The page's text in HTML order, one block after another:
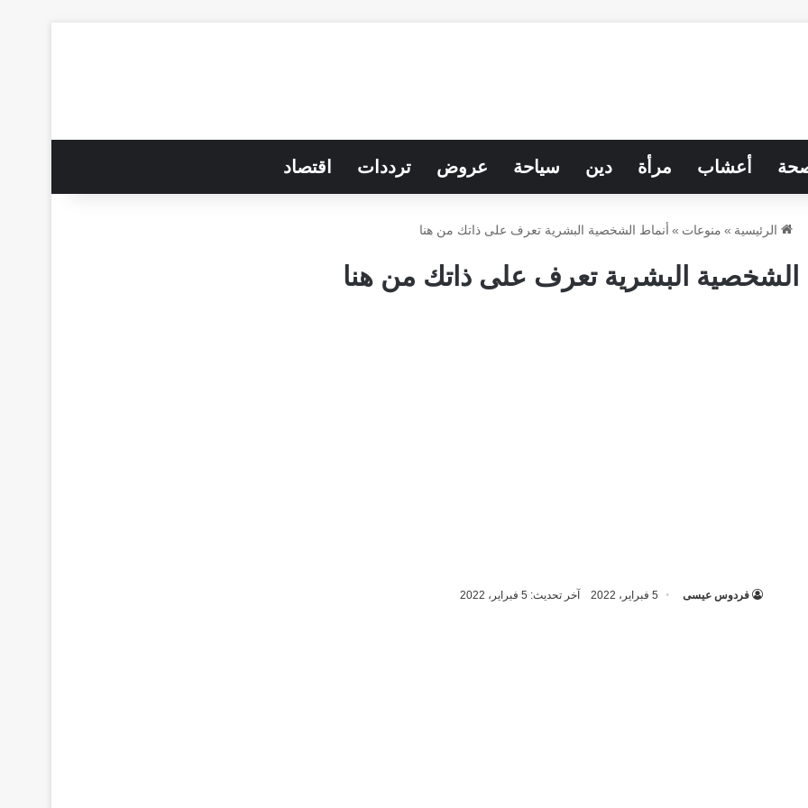
أعشاب مرأة دين سياحة عروض ترددات اقتصاد
الرئيسية » منوعات » أنماط الشخصية البشرية تعرف على ذاتك من هنا
الشخصية البشرية تعرف على ذاتك من هنا
فردوس عيسى 5 فبراير، 2022 آخر تحديث: 5 فبراير، 2022